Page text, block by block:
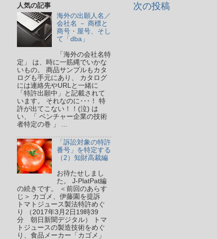
次の投稿
人気の記事
海外の出願人名／
会社名 － 商標と
商号・屋号、そし
て「dba」
「海外の会社名特
定」 は、時に一筋縄でいかな
いもの。 商品サンプルもカタ
ログも手元にあり、 カタログ
には連絡先やURLと一緒に
「特許出願中」と記載されて
います。 それなのに･･･！ 特
許が出てこない！！(泣) は
い、「 ベンチャー企業の技術
者特定の巻 」 ...
「訴訟対象の特許
番号」を特定する
（2）知財高裁編
お待たせしまし
た。 J-PlatPat編
の続きです。 ＜前回のあらす
じ＞ カゴメ、伊藤園を提訴
トマトジュース製法特許めぐ
り （2017年3月2日19時39
分 朝日新聞デジタル） トマ
トジュースの製造技術をめぐ
り、食品メーカー「カゴメ」